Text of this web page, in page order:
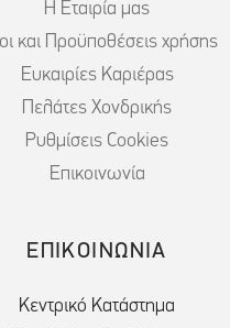
Η Εταιρία μας
και Προϋποθέσεις χρήσης
Ευκαιρίες Καριέρας
Πελάτες Χονδρικής
Ρυθμίσεις Cookies
Επικοινωνία
ΕΠΙΚΟΙΝΩΝΙΑ
Κεντρικό Κατάστημα